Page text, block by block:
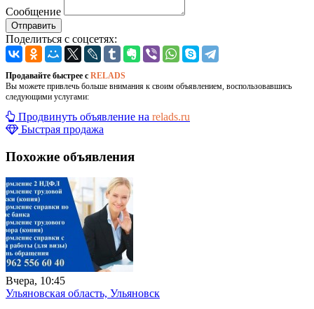
Сообщение
Отправить
Поделиться с соцсетях:
Продавайте быстрее с RELADS
Вы можете привлечь больше внимания к своим объявлением, воспользовавшись
следующими услугами:
Продвинуть объявление на relads.ru
Быстрая продажа
Похожие объявления
Вчера, 10:45
Ульяновская область, Ульяновск